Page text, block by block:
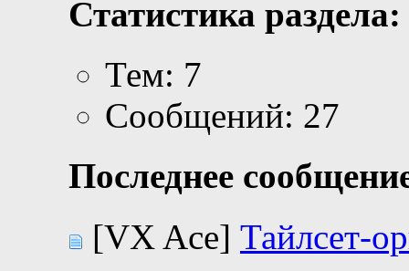
Статистика раздела:
Тем: 7
Сообщений: 27
Последнее
[VX Ace] Тайлсет-